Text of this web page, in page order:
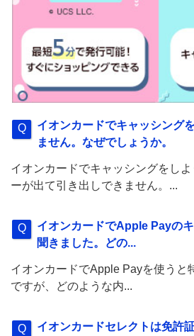
イオンカードでキャッシング
ません。なぜでしょうか。
イオンカードでキャッシングをし
ーが出て引き出しできません。...
イオンカードでApple Payの
聞きました。どの...
イオンカードでApple Payを使うと
ですが、どのような内...
イオンカードセレクトは免許